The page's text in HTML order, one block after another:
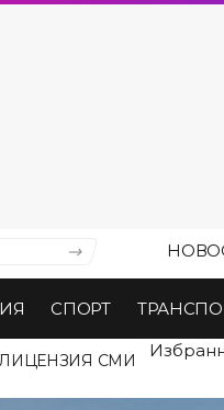
СПОРТ
ЛИЦЕНЗИЯ СМИ